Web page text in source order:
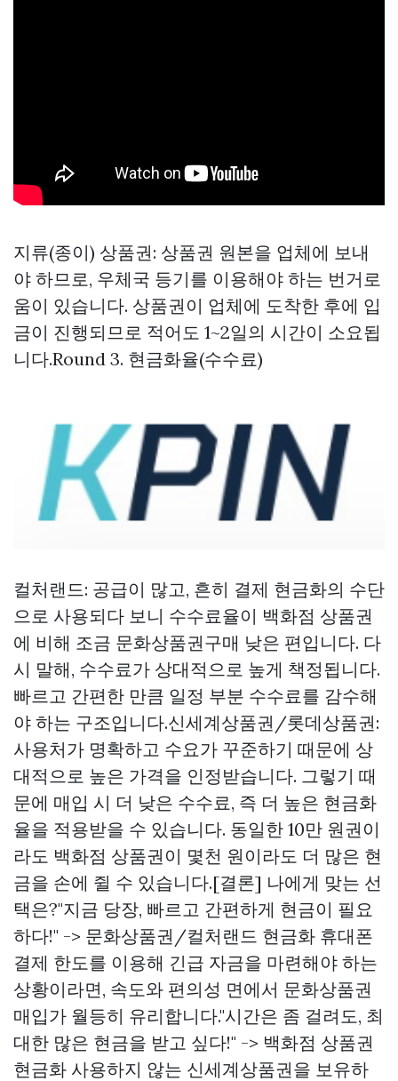
지류(종이) 상품권: 상품권 원본을 업체에 보내
야 하므로, 우체국 등기를 이용해야 하는 번거로
움이 있습니다. 상품권이 업체에 도착한 후에 입
금이 진행되므로 적어도 1~2일의 시간이 소요됩
니다.Round 3. 현금화율(수수료)
컬처랜드: 공급이 많고, 흔히 결제 현금화의 수단
으로 사용되다 보니 수수료율이 백화점 상품권
에 비해 조금 문화상품권구매 낮은 편입니다. 다
시 말해, 수수료가 상대적으로 높게 책정됩니다.
빠르고 간편한 만큼 일정 부분 수수료를 감수해
야 하는 구조입니다.신세계상품권/롯데상품권:
사용처가 명확하고 수요가 꾸준하기 때문에 상
대적으로 높은 가격을 인정받습니다. 그렇기 때
문에 매입 시 더 낮은 수수료, 즉 더 높은 현금화
율을 적용받을 수 있습니다. 동일한 10만 원권이
라도 백화점 상품권이 몇천 원이라도 더 많은 현
금을 손에 쥘 수 있습니다.[결론] 나에게 맞는 선
택은?"지금 당장, 빠르고 간편하게 현금이 필요
하다!" -> 문화상품권/컬처랜드 현금화 휴대폰
결제 한도를 이용해 긴급 자금을 마련해야 하는
상황이라면, 속도와 편의성 면에서 문화상품권
매입가 월등히 유리합니다."시간은 좀 걸려도, 최
대한 많은 현금을 받고 싶다!" -> 백화점 상품권
현금화 사용하지 않는 신세계상품권을 보유하